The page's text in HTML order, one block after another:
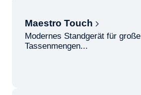
Maestro Touch
Modernes Standgerät für große
Tassenmengen...